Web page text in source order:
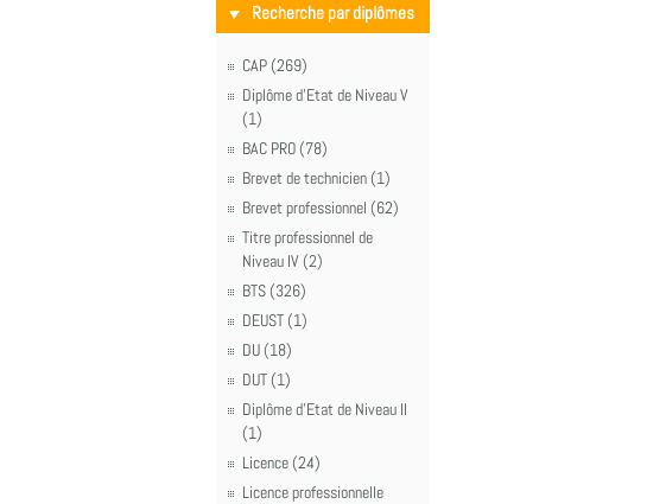
Recherche par diplômes
CAP (269)
Diplôme d'Etat de Niveau V
(1)
BAC PRO (78)
Brevet de technicien (1)
Brevet professionnel (62)
Titre professionnel de
Niveau IV (2)
BTS (326)
DEUST (1)
DU (18)
DUT (1)
Diplôme d'Etat de Niveau II
(1)
Licence (24)
Licence professionnelle